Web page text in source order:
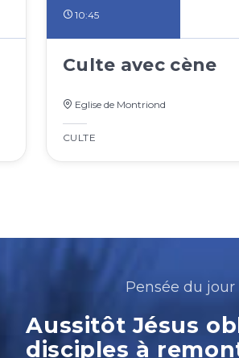
10:45
Culte avec cène
Eglise de Montriond
CULTE
Pensée du jour
Aussitôt Jésus
disciples à